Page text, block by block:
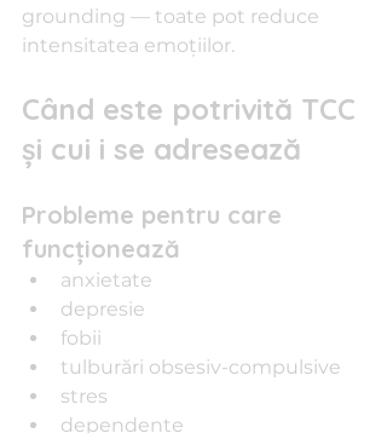
grounding — toate pot reduce
intensitatea emoțiilor.
Când este potrivită TCC
și cui i se adresează
Probleme pentru care
funcționează
anxietate
depresie
fobii
tulburări obsesiv-compulsive
stres
dependențe